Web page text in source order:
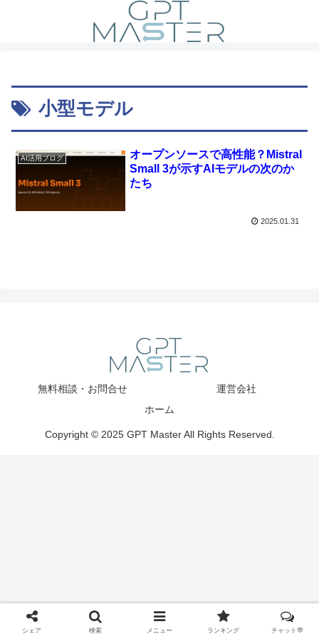
小型モデル
AI活用ブログ
オープンソースで高性能？Mistral
Small 3が示すAIモデルの次のか
たち
2025.01.31
無料相談・お問合せ
運営会社
ホーム
Copyright © 2025 GPT Master All Rights Reserved.
シェア 検索 メニュー ランキング チャット💬